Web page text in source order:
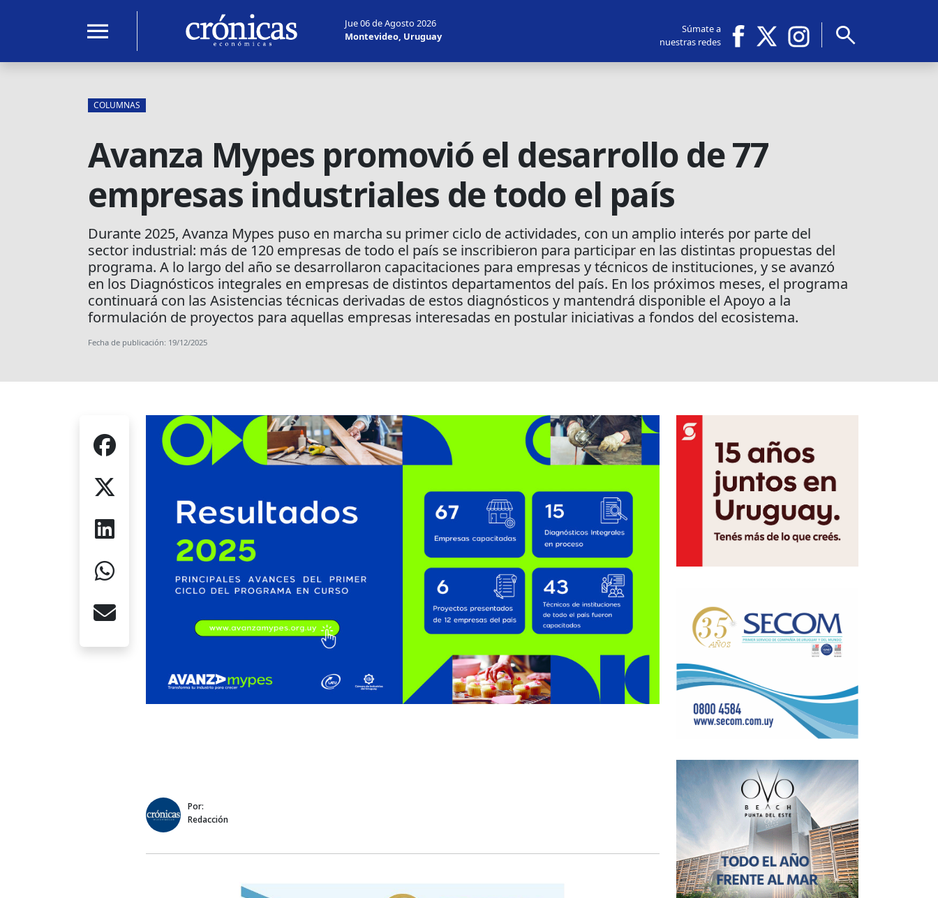
menu
Jue 06 de Agosto 2026
Montevideo, Uruguay
Súmate a
nuestras redes
search
COLUMNAS
Avanza Mypes promovió el desarrollo de 77
empresas industriales de todo el país
Durante 2025, Avanza Mypes puso en marcha su primer ciclo de actividades, con un amplio interés por parte del
sector industrial: más de 120 empresas de todo el país se inscribieron para participar en las distintas propuestas del
programa. A lo largo del año se desarrollaron capacitaciones para empresas y técnicos de instituciones, y se avanzó
en los Diagnósticos integrales en empresas de distintos departamentos del país. En los próximos meses, el programa
continuará con las Asistencias técnicas derivadas de estos diagnósticos y mantendrá disponible el Apoyo a la
formulación de proyectos para aquellas empresas interesadas en postular iniciativas a fondos del ecosistema.
Fecha de publicación: 19/12/2025
Por:
Redacción